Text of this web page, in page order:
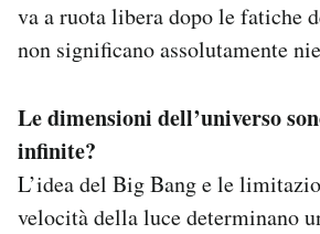
va a ruota libera dopo le fatiche
non significano assolutamente
Le dimensioni dell’universo
infinite?
L’idea del Big Bang e le
velocità della luce determinano